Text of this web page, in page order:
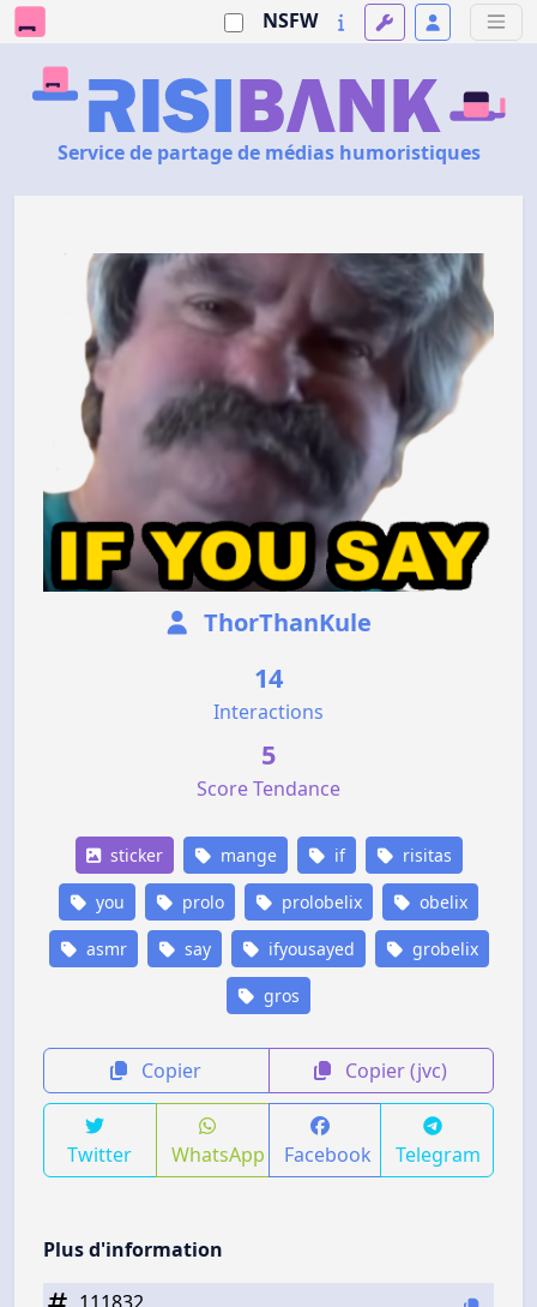
NSFW
Service de partage de médias humoristiques
ThorThanKule
14
Interactions
5
Score Tendance
sticker mange if risitas
you prolo prolobelix obelix
asmr say ifyousayed grobelix
gros
Copier Copier (jvc)
Twitter WhatsApp Facebook Telegram
Plus d'information
111832